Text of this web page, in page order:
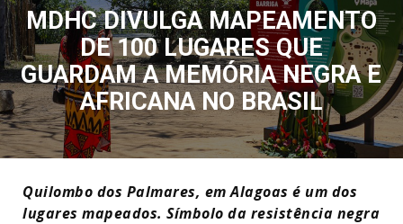
MDHC DIVULGA MAPEAMENTO
DE 100 LUGARES QUE
GUARDAM A MEMÓRIA NEGRA E
AFRICANA NO BRASIL
Quilombo dos Palmares, em Alagoas é um dos
lugares mapeados. Símbolo da resistência negra